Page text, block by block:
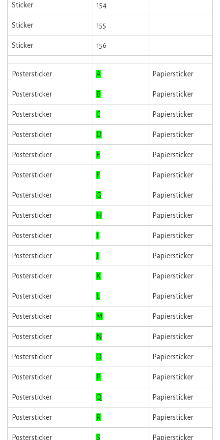
Sticker 154
Sticker 155
Sticker 156
Postersticker A Papiersticker
Postersticker B Papiersticker
Postersticker C Papiersticker
Postersticker D Papiersticker
Postersticker E Papiersticker
Postersticker F Papiersticker
Postersticker G Papiersticker
Postersticker H Papiersticker
Postersticker Papiersticker
Postersticker J Papiersticker
Postersticker K Papiersticker
Postersticker Papiersticker
Postersticker M Papiersticker
Postersticker N Papiersticker
Postersticker O Papiersticker
Postersticker P Papiersticker
Postersticker Q Papiersticker
Postersticker R Papiersticker
Postersticker S Papiersticker